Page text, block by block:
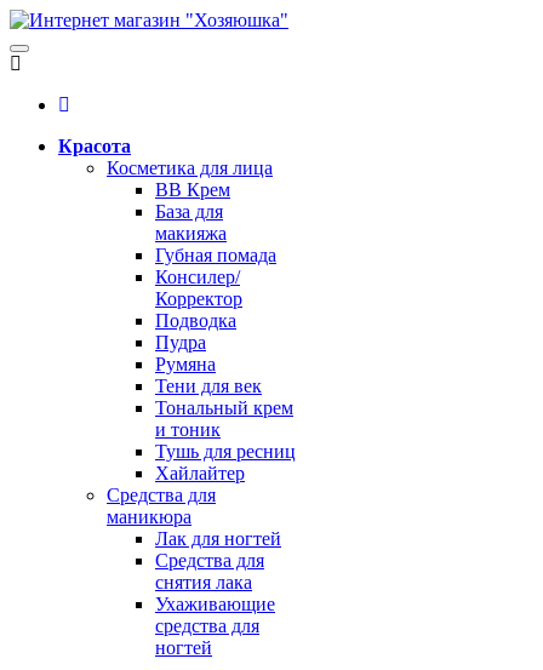
Красота
Косметика для лица
BB Крем
База для
макияжа
Губная помада
Консилер/
Корректор
Подводка
Пудра
Румяна
Тени для век
Тональный крем
и тоник
Тушь для ресниц
Хайлайтер
Средства для
маникюра
Лак для ногтей
Средства для
снятия лака
Ухаживающие
средства для
ногтей